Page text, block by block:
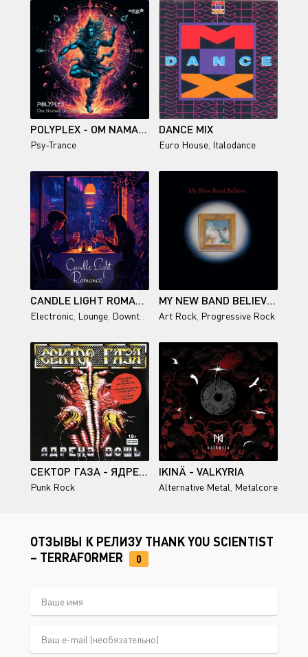
POLYPLEX - OM NAMAH SHIVAYA
Psy-Trance
DANCE MIX
Euro House Italodance
CANDLE LIGHT ROMANCE
Electronic Lounge Downtempo ,Chillout
MY NEW BAND BELIEVE – MY NEW BAND BELIEVE
Art Rock Progressive Rock
СЕКТОР ГАЗА - ЯДРЕНА ВОШЬ (REMASTERED) 1990/2026
Punk Rock
IKINÄ - VALKYRIA
Alternative Metal Metalcore
ОТЗЫВЫ К РЕЛИЗУ THANK YOU SCIENTIST
– TERRAFORMER
0